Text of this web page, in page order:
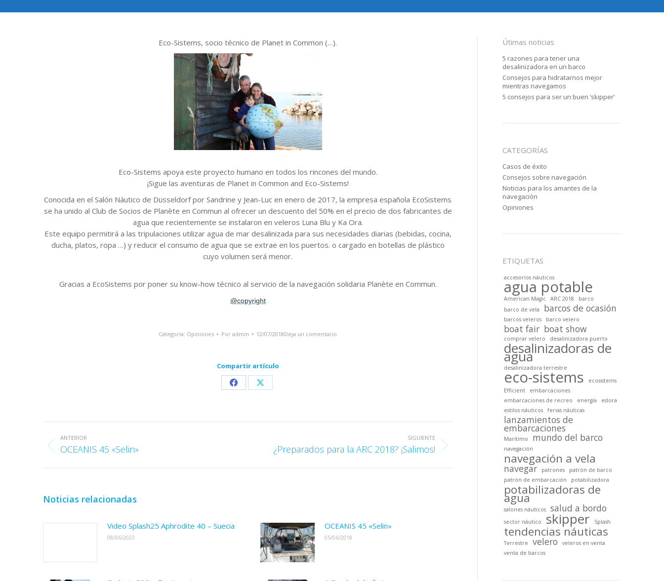
Eco-Sistems, socio técnico de Planet in Common (…).
Eco-Sistems apoya este proyecto humano en todos los rincones del mundo.
¡Sigue las aventuras de Planet in Common and Eco-Sistems!
Conocida en el Salón Náutico de Düsseldorf por Sandrine y Jean-Luc en enero de 2017, la empresa española EcoSistems
se ha unido al Club de Socios de Planète en Commun al ofrecer un descuento del 50% en el precio de dos fabricantes de
agua que recientemente se instalaron en veleros Luna Blu y Ka Ora.
Este equipo permitirá a las tripulaciones utilizar agua de mar desalinizada para sus necesidades diarias (bebidas, cocina,
ducha, platos, ropa …) y reducir el consumo de agua que se extrae en los puertos. o cargado en botellas de plástico
cuyo volumen será menor.
Gracias a EcoSistems por poner su know-how técnico al servicio de la navegación solidaria Planète en Commun.
@copyright
Categoría: Opiniones Poradmin 12/07/2018Deja un comentario
Compartir artículo
Share
Facebook
Share
X
entre
publicaciones
ANTERIOR
Publicación
OCEANIS 45 «Selin»
SIGUIENTE
Publicación
¿Preparados para la ARC 2018? ¡Salimos!
Noticias relacionadas
Video Splash25 Aphrodite 40 – Suecia
08/06/2023
OCEANIS 45 «Selin»
05/06/2018
Útimas noticias
5 razones para tener una
desalinizadora en un barco
Consejos para hidratarnos mejor
mientras navegamos
5 consejos para ser un buen ‘skipper’
CATEGORÍAS
Casos de éxito
Consejos sobre navegación
Noticias para los amantes de la
navegación
Opiniones
ETIQUETAS
accesorios náuticos
agua potable
American Magic ARC 2018
barco
barco de vela
barcos de ocasión
barcos veleros barco velero
boat fair boat show
comprar velero desalinizadora puerto
desalinizadoras de
agua
desalinizadora terrestre
eco-sistems
ecosistems
Efficient
embarcaciones
embarcaciones de recreo
energía
eslora
estilos náuticos
ferias náuticas
lanzamientos de
embarcaciones
Marítimo mundo del barco
navegación
navegación a vela
navegar patrones
patrón de barco
patrón de embarcación
potabilizadora
potabilizadoras de
agua
salones náuticos salud a bordo
sector náutico skipper Splash
tendencias náuticas
Terrestre velero
veleros en venta
venta de barcos